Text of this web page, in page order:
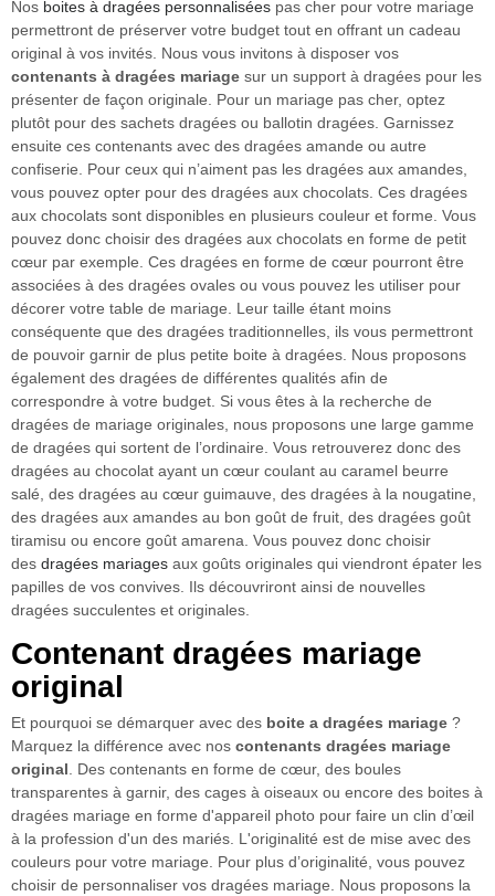
Nos boites à dragées personnalisées pas cher pour votre mariage
permettront de préserver votre budget tout en offrant un cadeau
original à vos invités. Nous vous invitons à disposer vos
contenants à dragées mariage sur un support à dragées pour les
présenter de façon originale. Pour un mariage pas cher, optez
plutôt pour des sachets dragées ou ballotin dragées. Garnissez
ensuite ces contenants avec des dragées amande ou autre
confiserie. Pour ceux qui n’aiment pas les dragées aux amandes,
vous pouvez opter pour des dragées aux chocolats. Ces dragées
aux chocolats sont disponibles en plusieurs couleur et forme. Vous
pouvez donc choisir des dragées aux chocolats en forme de petit
cœur par exemple. Ces dragées en forme de cœur pourront être
associées à des dragées ovales ou vous pouvez les utiliser pour
décorer votre table de mariage. Leur taille étant moins
conséquente que des dragées traditionnelles, ils vous permettront
de pouvoir garnir de plus petite boite à dragées. Nous proposons
également des dragées de différentes qualités afin de
correspondre à votre budget. Si vous êtes à la recherche de
dragées de mariage originales, nous proposons une large gamme
de dragées qui sortent de l’ordinaire. Vous retrouverez donc des
dragées au chocolat ayant un cœur coulant au caramel beurre
salé, des dragées au cœur guimauve, des dragées à la nougatine,
des dragées aux amandes au bon goût de fruit, des dragées goût
tiramisu ou encore goût amarena. Vous pouvez donc choisir
des dragées mariages aux goûts originales qui viendront épater les
papilles de vos convives. Ils découvriront ainsi de nouvelles
dragées succulentes et originales.
Contenant dragées mariage
original
Et pourquoi se démarquer avec des boite a dragées mariage ?
Marquez la différence avec nos contenants dragées mariage
original . Des contenants en forme de cœur, des boules
transparentes à garnir, des cages à oiseaux ou encore des boites à
dragées mariage en forme d'appareil photo pour faire un clin d’œil
à la profession d'un des mariés. L'originalité est de mise avec des
couleurs pour votre mariage. Pour plus d’originalité, vous pouvez
choisir de personnaliser vos dragées mariage. Nous proposons la